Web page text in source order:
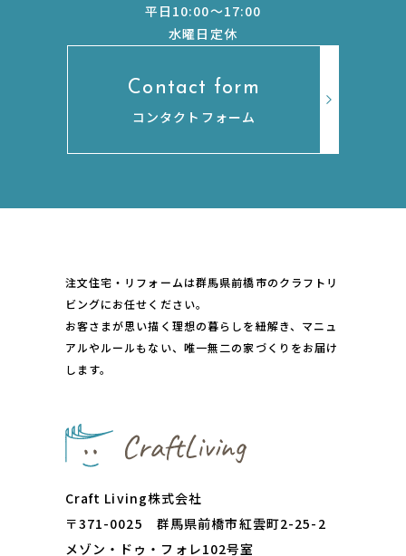
平日10:00〜17:00
水曜日定休
Contact form
コンタクトフォーム
注文住宅・リフォームは群馬県前橋市のクラフトリ
ビングにお任せください。
お客さまが思い描く理想の暮らしを紐解き、マニュ
アルやルールもない、唯一無二の家づくりをお届け
します。
Craft Living株式会社
〒371-0025 群⾺県前橋市紅雲町2-25-2
メゾン・ドゥ・フォレ102号室